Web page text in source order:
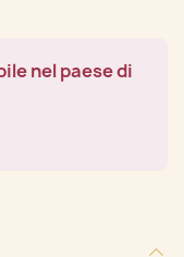
nel paese di